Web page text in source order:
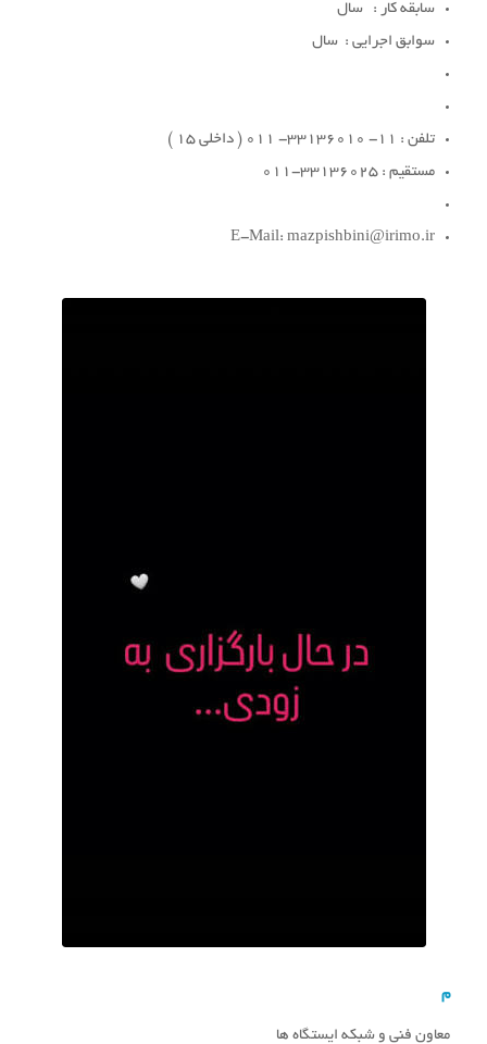
سابقه کار : سال
سوابق اجرایی : سال
تلفن : 11- 33136010- 011 ( داخلی 15 )
مستقیم : 33136025-011
E-Mail: mazpishbini@irimo.ir
م
معاون فنی و شبکه ایستگاه ها